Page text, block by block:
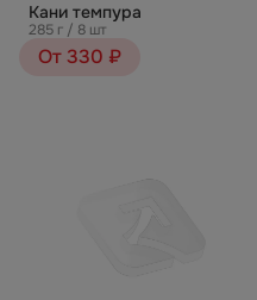
Кани темпура
285 г / 8 шт
От 330 ₽